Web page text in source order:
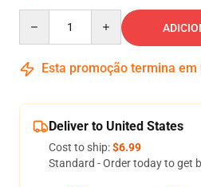
Esta promoção termina em
Deliver to United States
Cost to ship:$6.99
Standard - Order today to get